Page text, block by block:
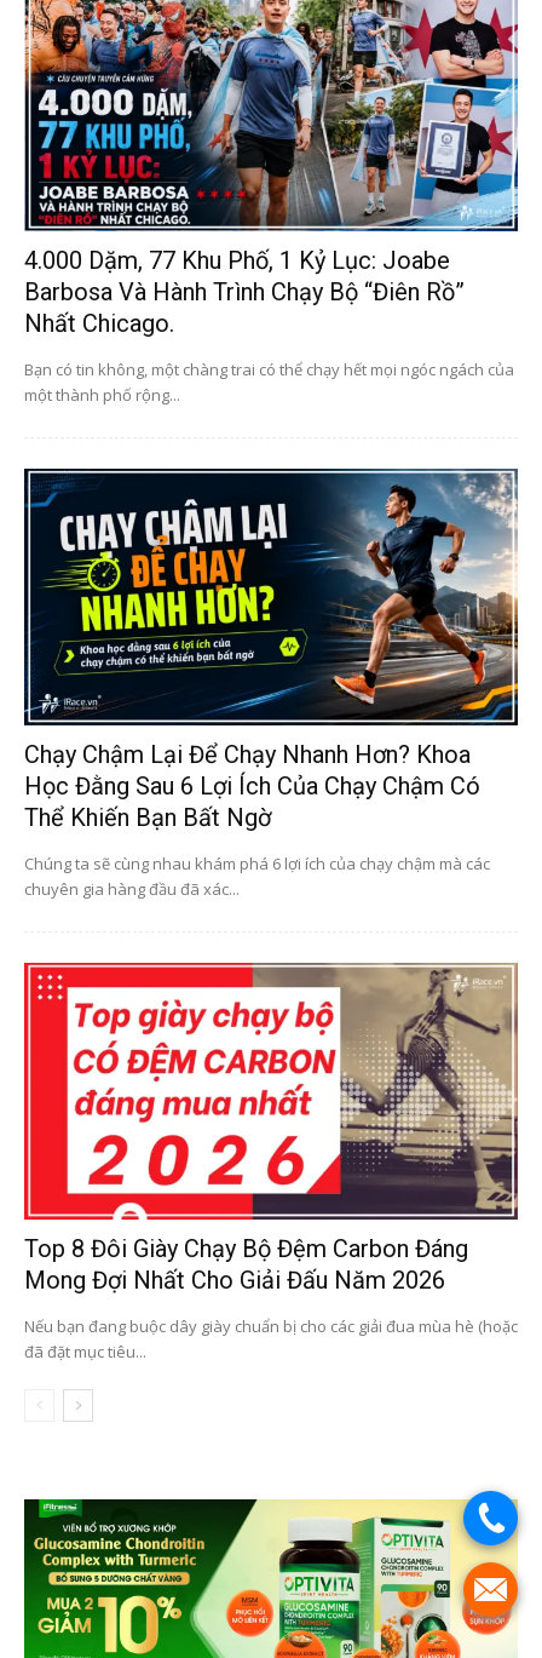
4.000 Dặm, 77 Khu Phố, 1 Kỷ Lục: Joabe
Barbosa Và Hành Trình Chạy Bộ “điên Rồ”
Nhất Chicago.
Bạn có tin không, một chàng trai có thể chạy hết mọi ngóc ngách của
một thành phố rộng...
Chạy Chậm Lại Để Chạy Nhanh Hơn? Khoa
Học Đằng Sau 6 Lợi Ích Của Chạy Chậm Có
Thể Khiến Bạn Bất Ngờ
Chúng ta sẽ cùng nhau khám phá 6 lợi ích của chạy chậm mà các
chuyên gia hàng đầu đã xác...
Top 8 Đôi Giày Chạy Bộ Đệm Carbon Đáng
Mong Đợi Nhất Cho Giải Đấu Năm 2026
Nếu bạn đang buộc dây giày chuẩn bị cho các giải đua mùa hè (hoặc
đã đặt mục tiêu...
.
.